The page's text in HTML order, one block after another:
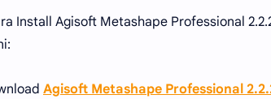
Install Agisoft Metashape Professional
Agisoft Metashape Professional